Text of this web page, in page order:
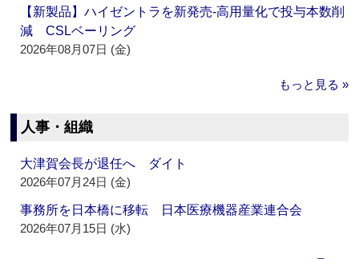
【新製品】ハイゼントラを新発売‐高用量化で投与本数削
減 CSLベーリング
2026年08月07日 (金)
もっと見る »
人事・組織
大津賀会長が退任へ ダイト
2026年07月24日 (金)
事務所を日本橋に移転 日本医療機器産業連合会
2026年07月15日 (水)